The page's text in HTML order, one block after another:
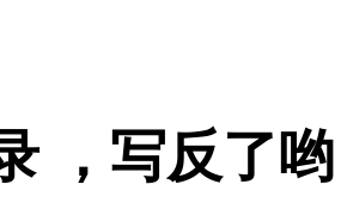
，写反了